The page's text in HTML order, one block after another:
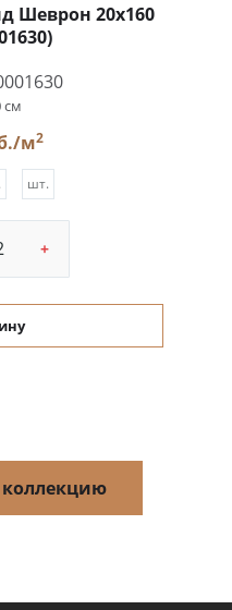
Шеврон 20x160
см
м2
шт.
+